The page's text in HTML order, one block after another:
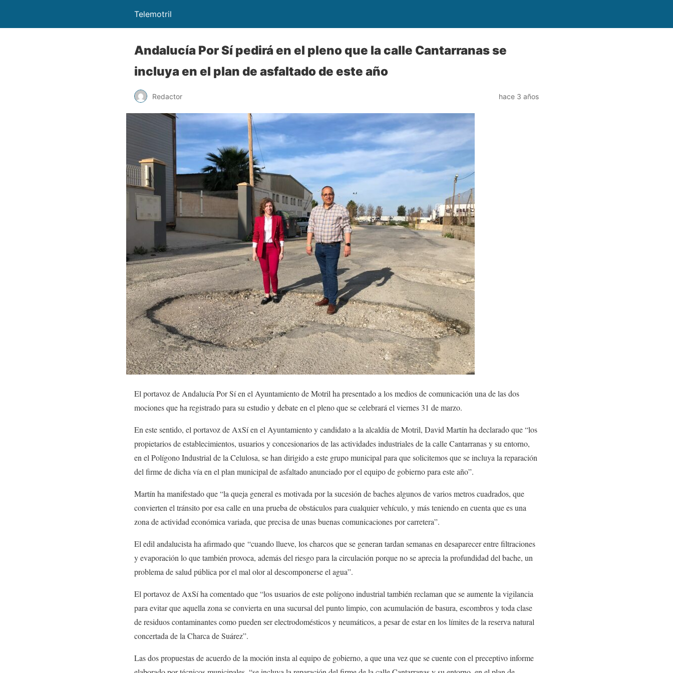
Telemotril
Andalucía Por Sí pedirá en el pleno que la calle Cantarranas se
incluya en el plan de asfaltado de este año
Redactor hace 3 años
El portavoz de Andalucía Por Sí en el Ayuntamiento de Motril ha presentado a los medios de comunicación una de las dos
mociones que ha registrado para su estudio y debate en el pleno que se celebrará el viernes 31 de marzo.
En este sentido, el portavoz de AxSí en el Ayuntamiento y candidato a la alcaldía de Motril, David Martín ha declarado que “los
propietarios de establecimientos, usuarios y concesionarios de las actividades industriales de la calle Cantarranas y su entorno,
en el Polígono Industrial de la Celulosa, se han dirigido a este grupo municipal para que solicitemos que se incluya la reparación
del firme de dicha vía en el plan municipal de asfaltado anunciado por el equipo de gobierno para este año”.
Martín ha manifestado que “la queja general es motivada por la sucesión de baches algunos de varios metros cuadrados, que
convierten el tránsito por esa calle en una prueba de obstáculos para cualquier vehículo, y más teniendo en cuenta que es una
zona de actividad económica variada, que precisa de unas buenas comunicaciones por carretera”.
El edil andalucista ha afirmado que “cuando llueve, los charcos que se generan tardan semanas en desaparecer entre filtraciones
y evaporación lo que también provoca, además del riesgo para la circulación porque no se aprecia la profundidad del bache, un
problema de salud pública por el mal olor al descomponerse el agua”.
El portavoz de AxSí ha comentado que “los usuarios de este polígono industrial también reclaman que se aumente la vigilancia
para evitar que aquella zona se convierta en una sucursal del punto limpio, con acumulación de basura, escombros y toda clase
de residuos contaminantes como pueden ser electrodomésticos y neumáticos, a pesar de estar en los límites de la reserva natural
concertada de la Charca de Suárez”.
Las dos propuestas de acuerdo de la moción insta al equipo de gobierno, a que una vez que se cuente con el preceptivo informe